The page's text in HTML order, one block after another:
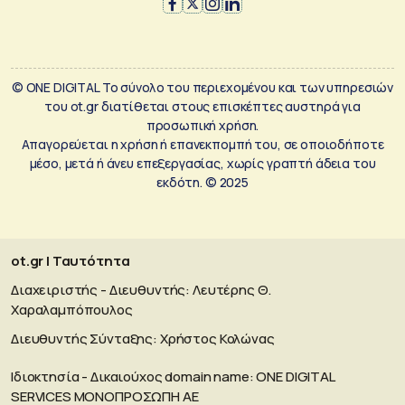
© ONE DIGITAL Το σύνολο του περιεχομένου και των υπηρεσιών
του ot.gr διατίθεται στους επισκέπτες αυστηρά για
προσωπική χρήση.
Απαγορεύεται η χρήση ή επανεκπομπή του, σε οποιοδήποτε
μέσο, μετά ή άνευ επεξεργασίας, χωρίς γραπτή άδεια του
εκδότη. © 2025
ot.gr | Ταυτότητα
Διαχειριστής - Διευθυντής: Λευτέρης Θ.
Χαραλαμπόπουλος
Διευθυντής Σύνταξης: Χρήστος Κολώνας
Ιδιοκτησία - Δικαιούχος domain name: ΟΝΕ DIGITAL
SERVICES MONOΠΡΟΣΩΠΗ ΑΕ